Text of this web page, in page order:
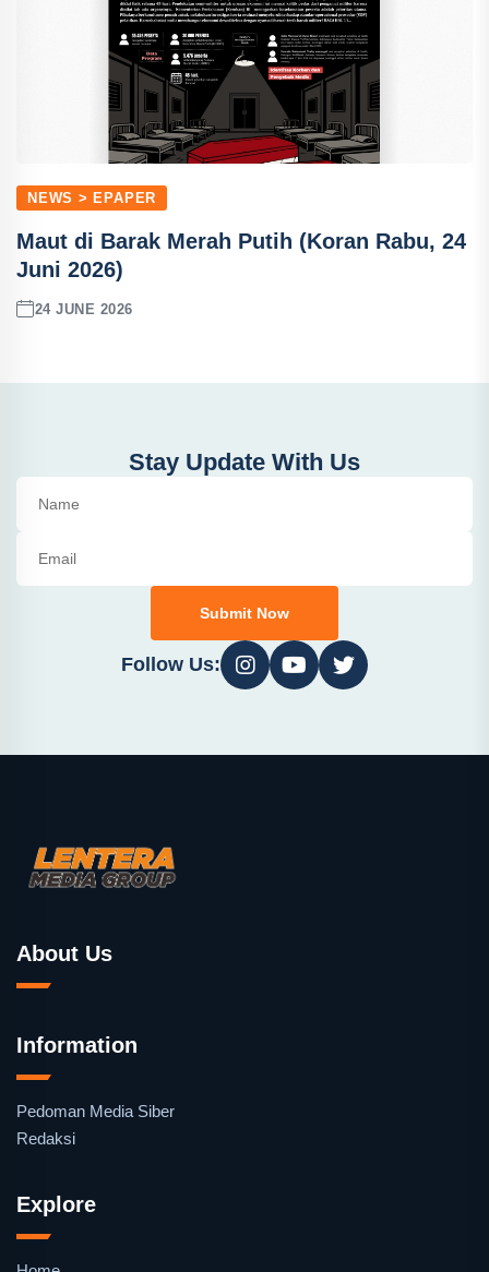
NEWS > EPAPER
Maut di Barak Merah Putih (Koran Rabu, 24
Juni 2026)
24 JUNE 2026
Stay Update With Us
Submit Now
Follow Us:
About Us
Information
Pedoman Media Siber
Redaksi
Explore